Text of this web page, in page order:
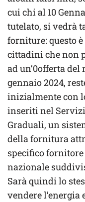
cui chi al 10
tutelato, si vedrà
forniture: questo
cittadini che non
ad un’0offerta
gennaio 2024,
inizialmente con
inseriti nel
Graduali, un
della fornitura
specifico
nazionale
Sarà quindi lo
vendere l’energia